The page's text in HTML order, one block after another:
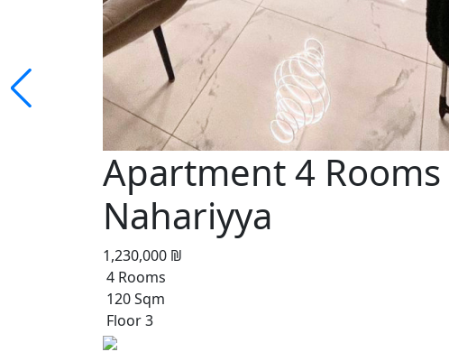
Apartment 4
Nahariyya
1,230,000 ₪
4 Rooms
120 Sqm
Floor 3